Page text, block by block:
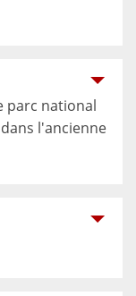
parc national
l'ancienne